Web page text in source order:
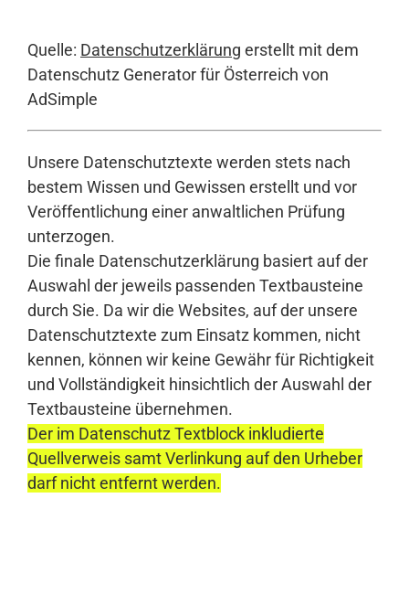
Quelle: Datenschutzerklärung erstellt mit dem
Datenschutz Generator für Österreich von
AdSimple
Unsere Datenschutztexte werden stets nach
bestem Wissen und Gewissen erstellt und vor
Veröffentlichung einer anwaltlichen Prüfung
unterzogen.
Die finale Datenschutzerklärung basiert auf der
Auswahl der jeweils passenden Textbausteine
durch Sie. Da wir die Websites, auf der unsere
Datenschutztexte zum Einsatz kommen, nicht
kennen, können wir keine Gewähr für Richtigkeit
und Vollständigkeit hinsichtlich der Auswahl der
Textbausteine übernehmen.
Der im Datenschutz Textblock inkludierte
Quellverweis samt Verlinkung auf den Urheber
darf nicht entfernt werden.